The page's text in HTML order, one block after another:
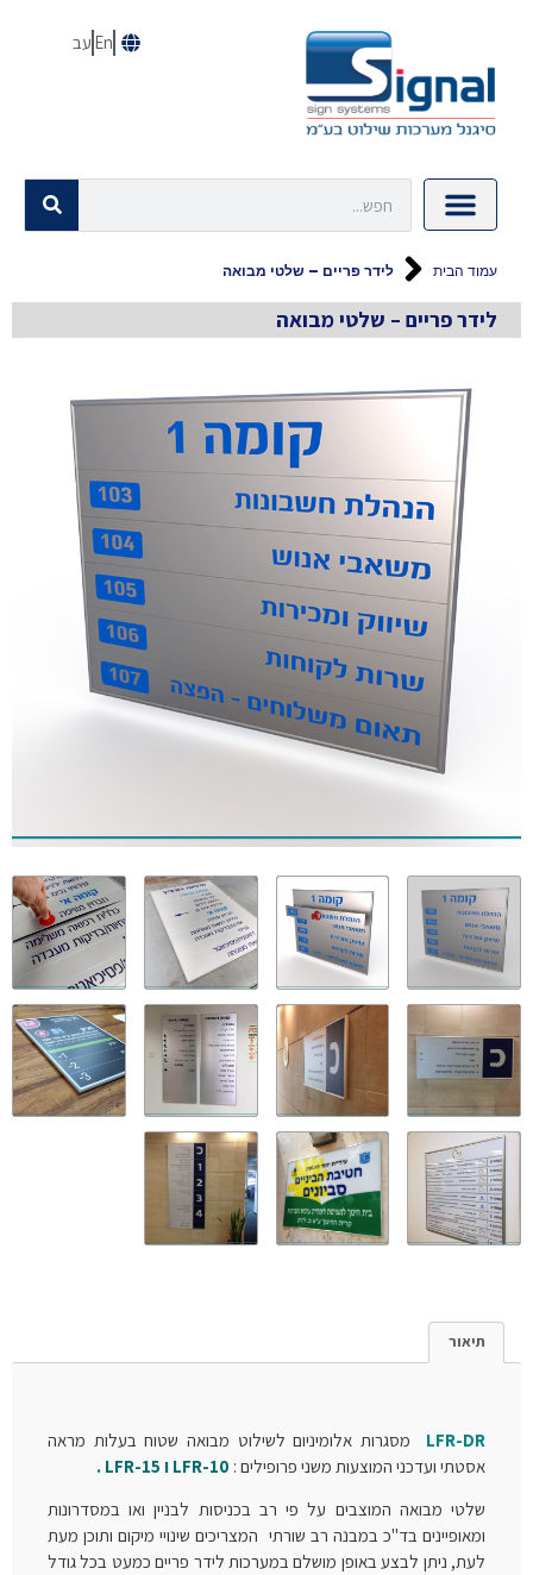
En עב
עמוד הבית לידר פריים – שלטי מבואה
לידר פריים – שלטי מבואה
תיאור
LFR-DR
מסגרות אלומיניום לשילוט מבואה שטוח בעלות מראה
אסטתי ועדכני המוצעות משני פרופילים : LFR-10 ו LFR-15 .
שלטי מבואה המוצבים על פי רב בכניסות לבניין ואו במסדרונות
ומאופיינים בד"כ במבנה רב שורתי המצריכים שינויי מיקום ותוכן מעת
לעת, ניתן לבצע באופן מושלם במערכות לידר פריים כמעט בכל גודל